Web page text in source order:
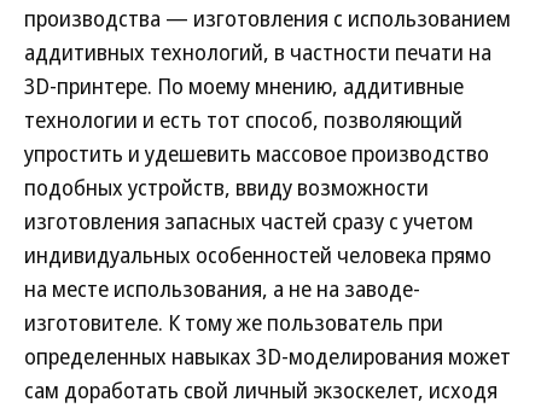
производства — изготовления с использованием
аддитивных технологий, в частности печати на
3D-принтере. По моему мнению, аддитивные
технологии и есть тот способ, позволяющий
упростить и удешевить массовое производство
подобных устройств, ввиду возможности
изготовления запасных частей сразу с учетом
индивидуальных особенностей человека прямо
на месте использования, а не на заводе-
изготовителе. К тому же пользователь при
определенных навыках 3D-моделирования может
сам доработать свой личный экзоскелет, исходя